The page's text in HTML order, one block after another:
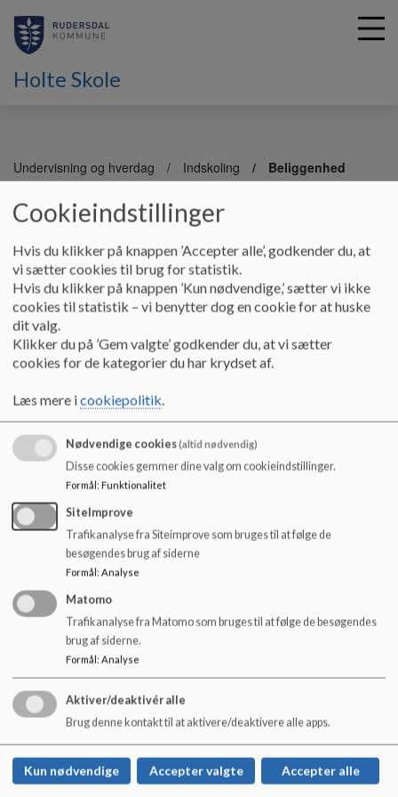
t
l
Holte Skole
Undervisning og hverdag Indskoling Beliggenhed
Beliggenhed
Adressen erRønnebærvej 33, 2840 Holte
Holte Skole
holteskole@rudersdal.dk
+45 46114500
Cookieindstillinger
Hvis du klikker på knappen ’Accepter alle’, godkender du, at
vi sætter cookies til brug for statistik.
Hvis du klikker på knappen ’Kun nødvendige,’ sætter vi ikke
cookies til statistik – vi benytter dog en cookie for at huske
dit valg.
Klikker du på ’Gem valgte’ godkender du, at vi sætter
cookies for de kategorier du har krydset af.
Læs mere icookiepolitik.
Nødvendige cookies(altid nødvendig)
Disse cookies gemmer dine valg om cookieindstillinger.
Formål: Funktionalitet
SiteImprove
Trafikanalyse fra Siteimprove som bruges til at følge de
besøgendes brug af siderne
Formål: Analyse
Matomo
Trafikanalyse fra Matomo som bruges til at følge de besøgendes
brug af siderne.
Formål: Analyse
Aktiver/deaktivér alle
Brug denne kontakt til at aktivere/deaktivere alle apps.
Kun nødvendige Accepter valgte Accepter alle